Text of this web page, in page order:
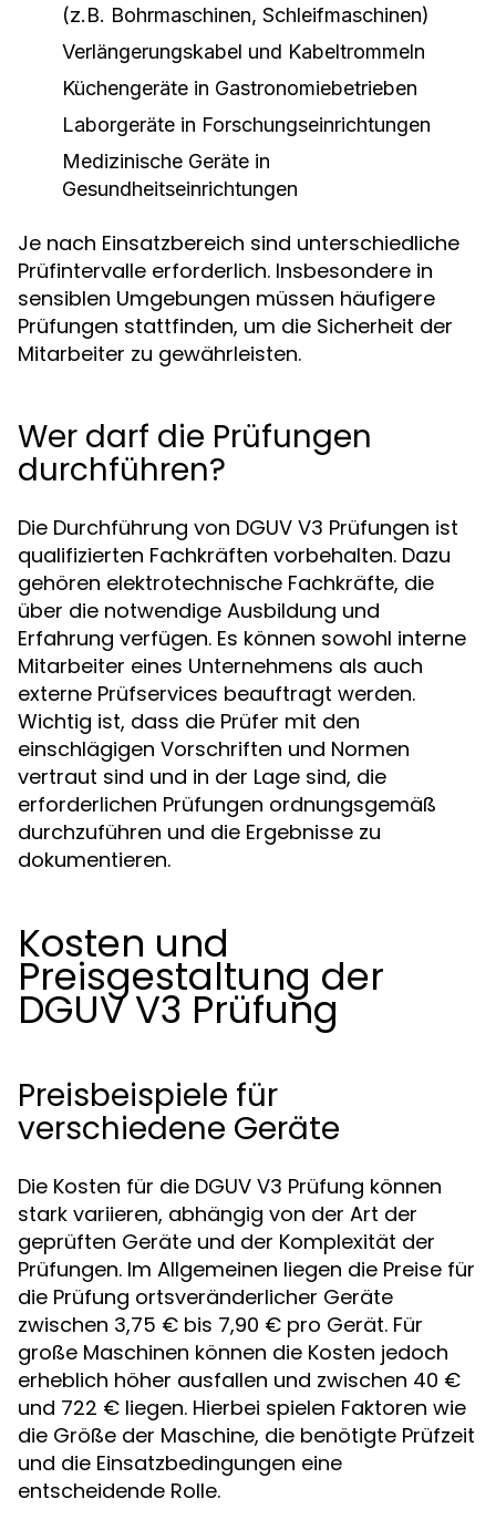
(z.B. Bohrmaschinen, Schleifmaschinen)
Verlängerungskabel und Kabeltrommeln
Küchengeräte in Gastronomiebetrieben
Laborgeräte in Forschungseinrichtungen
Medizinische Geräte in
Gesundheitseinrichtungen
Je nach Einsatzbereich sind unterschiedliche
Prüfintervalle erforderlich. Insbesondere in
sensiblen Umgebungen müssen häufigere
Prüfungen stattfinden, um die Sicherheit der
Mitarbeiter zu gewährleisten.
Wer darf die Prüfungen
durchführen?
Die Durchführung von DGUV V3 Prüfungen ist
qualifizierten Fachkräften vorbehalten. Dazu
gehören elektrotechnische Fachkräfte, die
über die notwendige Ausbildung und
Erfahrung verfügen. Es können sowohl interne
Mitarbeiter eines Unternehmens als auch
externe Prüfservices beauftragt werden.
Wichtig ist, dass die Prüfer mit den
einschlägigen Vorschriften und Normen
vertraut sind und in der Lage sind, die
erforderlichen Prüfungen ordnungsgemäß
durchzuführen und die Ergebnisse zu
dokumentieren.
Kosten und
Preisgestaltung der
DGUV V3 Prüfung
Preisbeispiele für
verschiedene Geräte
Die Kosten für die DGUV V3 Prüfung können
stark variieren, abhängig von der Art der
geprüften Geräte und der Komplexität der
Prüfungen. Im Allgemeinen liegen die Preise für
die Prüfung ortsveränderlicher Geräte
zwischen 3,75 € bis 7,90 € pro Gerät. Für
große Maschinen können die Kosten jedoch
erheblich höher ausfallen und zwischen 40 €
und 722 € liegen. Hierbei spielen Faktoren wie
die Größe der Maschine, die benötigte Prüfzeit
und die Einsatzbedingungen eine
entscheidende Rolle.